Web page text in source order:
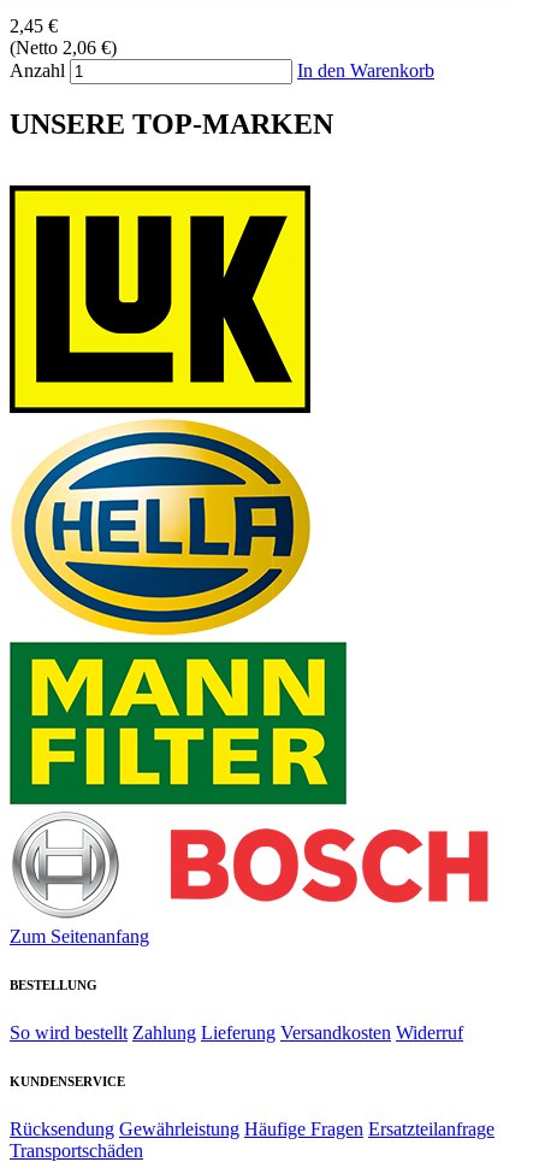
2,45 €
(Netto 2,06 €)
Anzahl
In den Warenkorb
UNSERE TOP-MARKEN
Zum Seitenanfang
BESTELLUNG
So wird bestellt Zahlung Lieferung Versandkosten Widerruf
KUNDENSERVICE
Rücksendung Gewährleistung Häufige Fragen Ersatzteilanfrage
Transportschäden